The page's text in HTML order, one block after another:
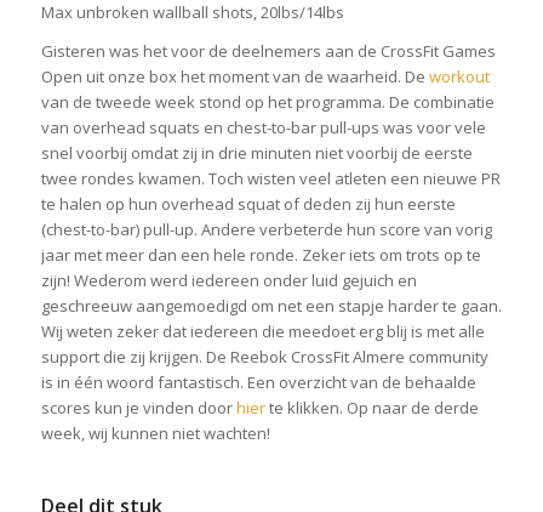
Max unbroken wallball shots, 20lbs/14lbs
Gisteren was het voor de deelnemers aan de CrossFit Games
Open uit onze box het moment van de waarheid. De workout
van de tweede week stond op het programma. De combinatie
van overhead squats en chest-to-bar pull-ups was voor vele
snel voorbij omdat zij in drie minuten niet voorbij de eerste
twee rondes kwamen. Toch wisten veel atleten een nieuwe PR
te halen op hun overhead squat of deden zij hun eerste
(chest-to-bar) pull-up. Andere verbeterde hun score van vorig
jaar met meer dan een hele ronde. Zeker iets om trots op te
zijn! Wederom werd iedereen onder luid gejuich en
geschreeuw aangemoedigd om net een stapje harder te gaan.
Wij weten zeker dat iedereen die meedoet erg blij is met alle
support die zij krijgen. De Reebok CrossFit Almere community
is in één woord fantastisch. Een overzicht van de behaalde
scores kun je vinden doorhierte klikken. Op naar de derde
week, wij kunnen niet wachten!
Deel dit stuk